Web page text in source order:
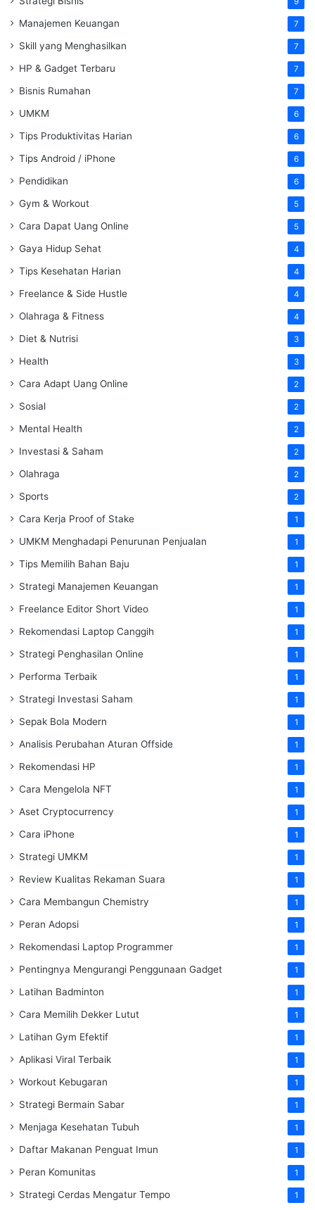
Manajemen Keuangan 7
Skill yang Menghasilkan 7
HP & Gadget Terbaru 7
Bisnis Rumahan 7
UMKM 6
Tips Produktivitas Harian 6
Tips Android / iPhone 6
Pendidikan 6
Gym & Workout 5
Cara Dapat Uang Online 5
Gaya Hidup Sehat 4
Tips Kesehatan Harian 4
Freelance & Side Hustle 4
Olahraga & Fitness 4
Diet & Nutrisi 3
Health 3
Cara Adapt Uang Online 2
Sosial 2
Mental Health 2
Investasi & Saham 2
Olahraga 2
Sports 2
Cara Kerja Proof of Stake 1
UMKM Menghadapi Penurunan Penjualan 1
Tips Memilih Bahan Baju 1
Strategi Manajemen Keuangan 1
Freelance Editor Short Video 1
Rekomendasi Laptop Canggih 1
Strategi Penghasilan Online 1
Performa Terbaik 1
Strategi Investasi Saham 1
Sepak Bola Modern 1
Analisis Perubahan Aturan Offside 1
Rekomendasi HP 1
Cara Mengelola NFT 1
Aset Cryptocurrency 1
Cara iPhone 1
Strategi UMKM 1
Review Kualitas Rekaman Suara 1
Cara Membangun Chemistry 1
Peran Adopsi 1
Rekomendasi Laptop Programmer 1
Pentingnya Mengurangi Penggunaan Gadget 1
Latihan Badminton 1
Cara Memilih Dekker Lutut 1
Latihan Gym Efektif 1
Aplikasi Viral Terbaik 1
Workout Kebugaran 1
Strategi Bermain Sabar 1
Menjaga Kesehatan Tubuh 1
Daftar Makanan Penguat Imun 1
Peran Komunitas 1
Strategi Cerdas Mengatur Tempo 1